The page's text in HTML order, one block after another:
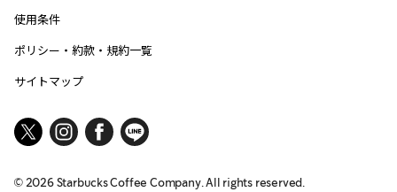
使用条件
ポリシー・約款・規約一覧
サイトマップ
© 2026Starbucks Coffee Company. All rights reserved.